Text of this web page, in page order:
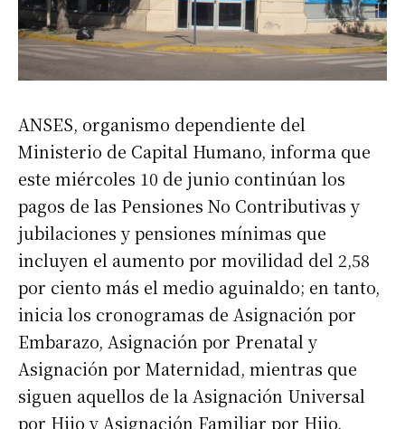
ANSES, organismo dependiente del
Ministerio de Capital Humano, informa que
este miércoles 10 de junio continúan los
pagos de las Pensiones No Contributivas y
jubilaciones y pensiones mínimas que
incluyen el aumento por movilidad del 2,58
por ciento más el medio aguinaldo; en tanto,
inicia los cronogramas de Asignación por
Embarazo, Asignación por Prenatal y
Asignación por Maternidad, mientras que
siguen aquellos de la Asignación Universal
por Hijo y Asignación Familiar por Hijo.